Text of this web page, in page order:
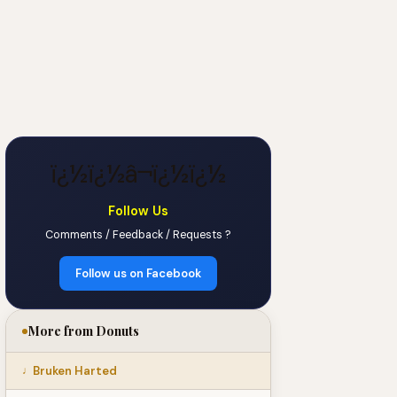
ï¿½ï¿½â¬ï¿½ï¿½
Follow Us
Comments / Feedback / Requests ?
Follow us on Facebook
More from Donuts
Bruken Harted